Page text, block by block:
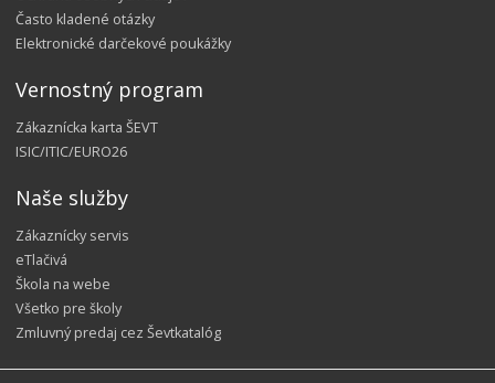
Často kladené otázky
Elektronické darčekové poukážky
Vernostný program
Zákaznícka karta ŠEVT
ISIC/ITIC/EURO26
Naše služby
Zákaznícky servis
eTlačivá
Škola na webe
Všetko pre školy
Zmluvný predaj cez Ševtkatalóg